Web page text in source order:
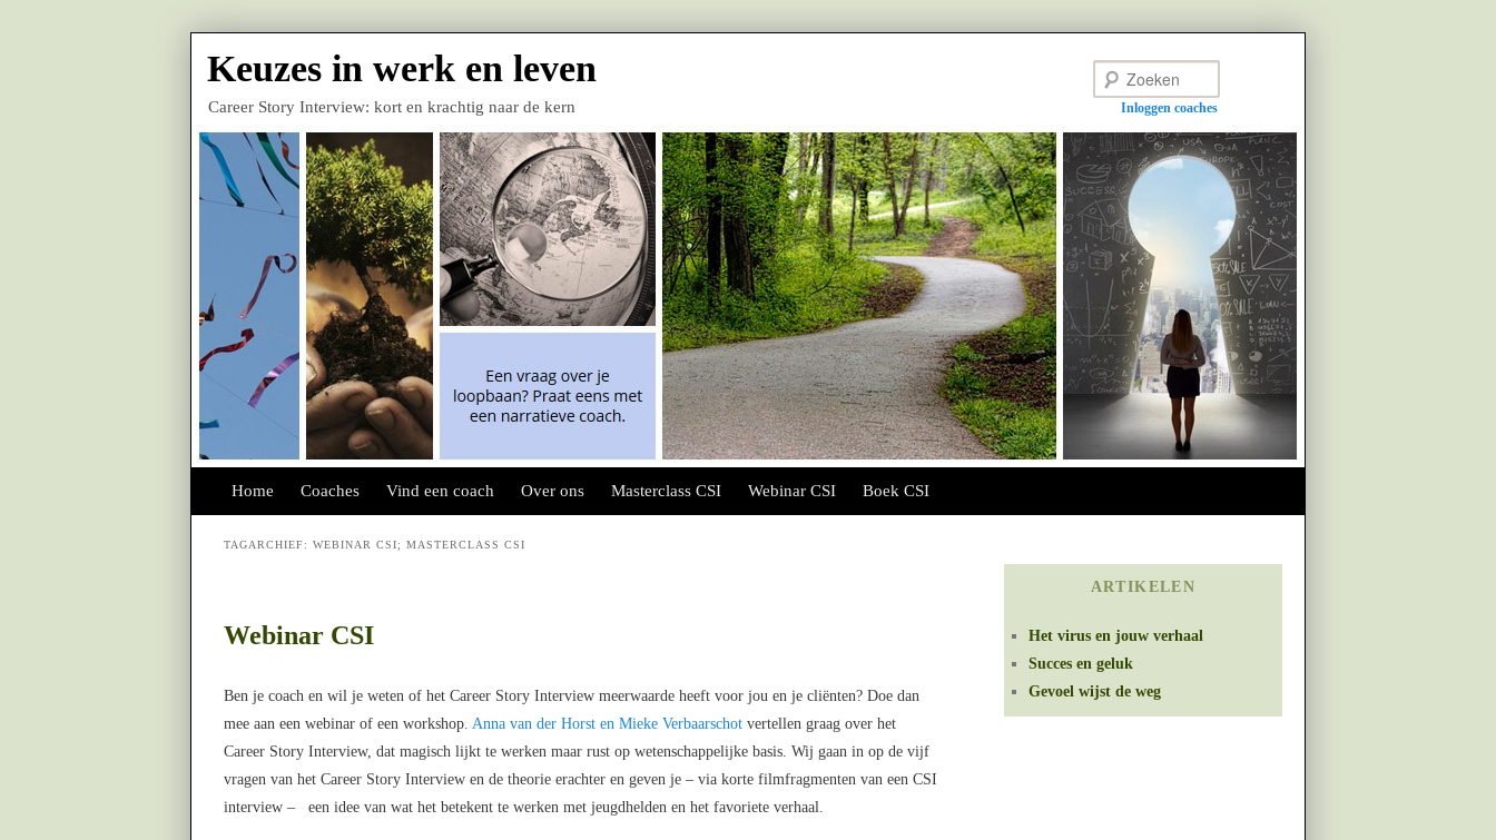
Keuzes in werk en leven
Career Story Interview: kort en krachtig naar de kern Inloggen coaches
Spring naar de primaire inhoud
Spring naar de secundaire inhoud
Home Coaches Vind een coach Over ons Masterclass CSI Webinar CSI Boek CSI
TAGARCHIEF: WEBINAR CSI; MASTERCLASS CSI
Webinar CSI
Ben je coach en wil je weten of het Career Story Interview meerwaarde heeft voor jou en je cliënten? Doe dan
mee aan een webinar of een workshop. Anna van der Horst en Mieke Verbaarschotvertellen graag over het
Career Story Interview, dat magisch lijkt te werken maar rust op wetenschappelijke basis. Wij gaan in op de vijf
vragen van het Career Story Interview en de theorie erachter en geven je – via korte filmfragmenten van een CSI
interview – een idee van wat het betekent te werken met jeugdhelden en het favoriete verhaal.
ARTIKELEN
Het virus en jouw verhaal
Succes en geluk
Gevoel wijst de weg